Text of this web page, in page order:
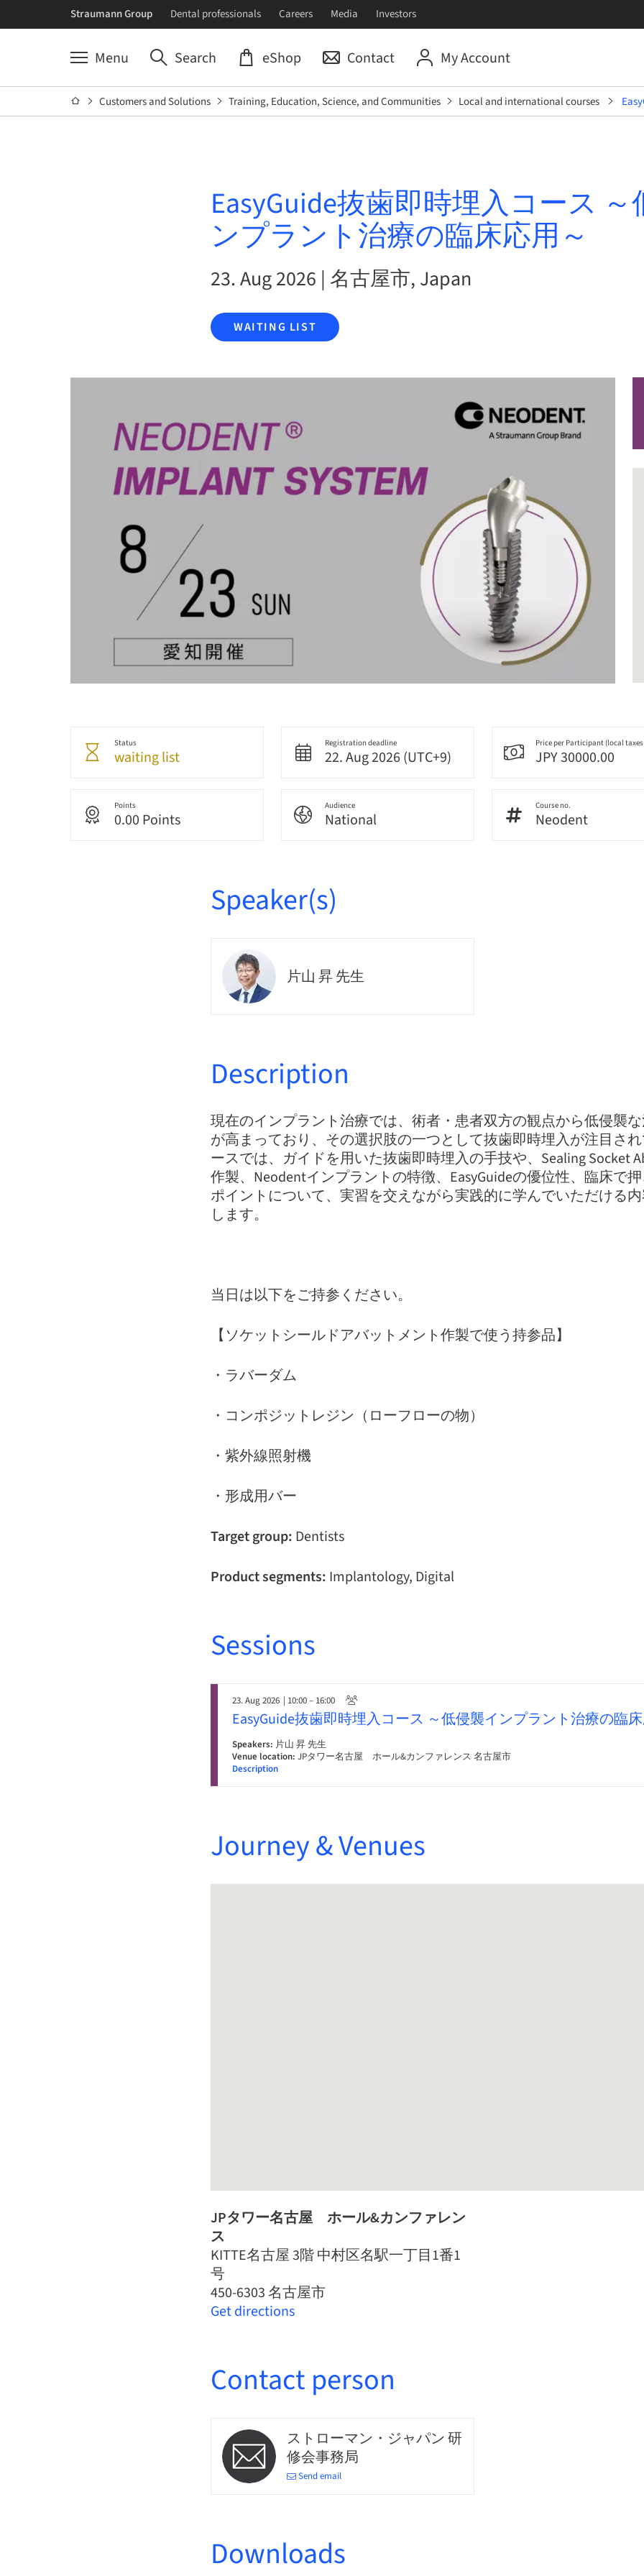
Straumann Group Dental professionals Careers Media Investors
Menu Search eShop Contact My Account
Customers and Solutions Training, Education, Science, and Communities Local and international courses
EasyGuide抜歯即時埋入コース
ンプラント治療の臨床応用～
23. Aug 2026 | 名古屋市, Japan
WAITING LIST
Status
waiting list
Registration deadline
22. Aug 2026 (UTC+9)
Price per Participant (local
JPY 30000.00
Points
0.00 Points
Audience
National
Course no.
Neodent
Speaker(s)
片山 昇 先生
Description
現在のインプラント治療では、術者・患者双方の観点から低侵襲
が高まっており、その選択肢の一つとして抜歯即時埋入が注目さ
ースでは、ガイドを用いた抜歯即時埋入の手技や、Sealing Socket
作製、Neodentインプラントの特徴、EasyGuideの優位性、臨床で
ポイントについて、実習を交えながら実践的に学んでいただける
します。
当日は以下をご持参ください。
【ソケットシールドアバットメント作製で使う持参品】
・ラバーダム
・コンポジットレジン（ローフローの物）
・紫外線照射機
・形成用バー
Target group: Dentists
Product segments: Implantology, Digital
Sessions
23. Aug 2026 | 10:00 – 16:00
EasyGuide抜歯即時埋入コース ～低侵襲インプラント治療の臨
Speakers: 片山 昇 先生
Venue location: JPタワー名古屋 ホール&カンファレンス 名古屋市
Description
Journey & Venues
JPタワー名古屋 ホール&カンファレン
ス
KITTE名古屋 3階 中村区名駅一丁目1番1
号
450-6303 名古屋市
Get directions
Contact person
ストローマン・ジャパン 研
修会事務局
Send email
Downloads